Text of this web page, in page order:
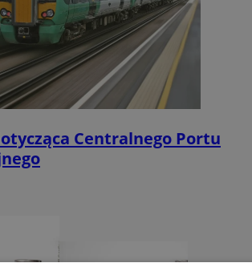
Centralnego Portu